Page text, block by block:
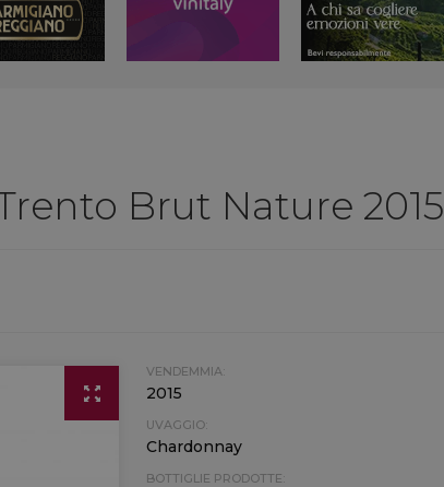
Brut Nature 2015
VENDEMMIA:
2015
UVAGGIO:
Chardonnay
BOTTIGLIE PRODOTTE: